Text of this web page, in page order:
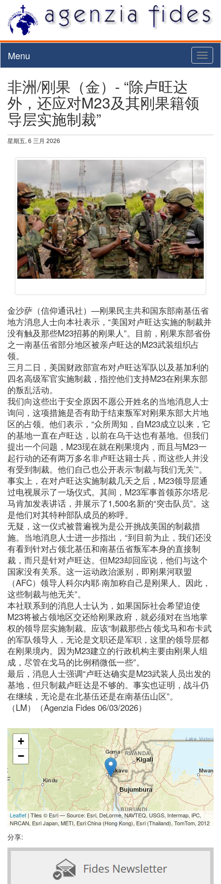
Menu
非洲/刚果（金）- “除卢旺达
外，还应对M23及其刚果籍领
导层实施制裁”
星期五, 6 三月 2026
金沙萨（信仰通讯社）—刚果民主共和国东部南基伍省
地方消息人士向本社表示，“美国对卢旺达实施的制裁并
没有触及那些M23招募的刚果人”。目前，刚果东部省份
之一南基伍省部分地区被亲卢旺达的M23武装组织占
领。
三月二日，美国财政部宣布对卢旺达军队以及基加利的
四名高级军官实施制裁，指控他们支持M23在刚果东部
的叛乱活动。
我们向这些出于安全原因不愿公开姓名的当地消息人士
询问，这项措施是否有助于结束叛军对刚果东部大片地
区的占领。他们表示，“众所周知，自M23成立以来，它
的基地一直在卢旺达，以前在乌干达也有基地。但我们
提出一个问题，M23现在就在刚果境内，而且与M23一
起行动的还有两万多名非卢旺达籍士兵，而这些人并没
有受到制裁。他们自己也公开表示‘制裁与我们无关’”。
事实上，在对卢旺达实施制裁几天之后，M23领导层通
过电视展示了一场仪式。其间，M23军事首领苏尔塔尼·
马肯加发表讲话，并展示了1,500名新的“突击队员”。这
是他们对其特种部队成员的称呼。
无疑，这一仪式被普遍视为是公开挑战美国的制裁措
施。当地消息人士进一步指出，“到目前为止，我们还没
有看到针对占领北基伍和南基伍省叛军本身的直接制
裁，而只是针对卢旺达。但M23却回应说，他们与这个
国家没有关系。这一运动政治派别，即刚果河联盟
（AFC）领导人科尔内耶·南加称自己是刚果人。因此，
这些制裁与他无关”。
本社联系到的消息人士认为，如果国际社会希望迫使
M23将被占领地区交还给刚果政府，就必须对在当地掌
权的领导层实施制裁。应该“制裁那些占领戈马和布卡武
的军队领导人，无论是文职还是军职，这里的领导层都
在刚果境内。因为M23建立的行政机构主要由刚果人组
成，尽管在戈马的比例稍微低一些”。
最后，消息人士强调“卢旺达确实是M23武装人员出发的
基地，但只制裁卢旺达是不够的。事实也证明，战斗仍
在继续，无论是在北基伍还是在南基伍山区”。
（LM）（Agenzia Fides 06/03/2026）
+
−
Leaflet | Tiles © Esri — Source: Esri, DeLorme, NAVTEQ, USGS, Intermap, iPC,
NRCAN, Esri Japan, METI, Esri China (Hong Kong), Esri (Thailand), TomTom, 2012
分享: